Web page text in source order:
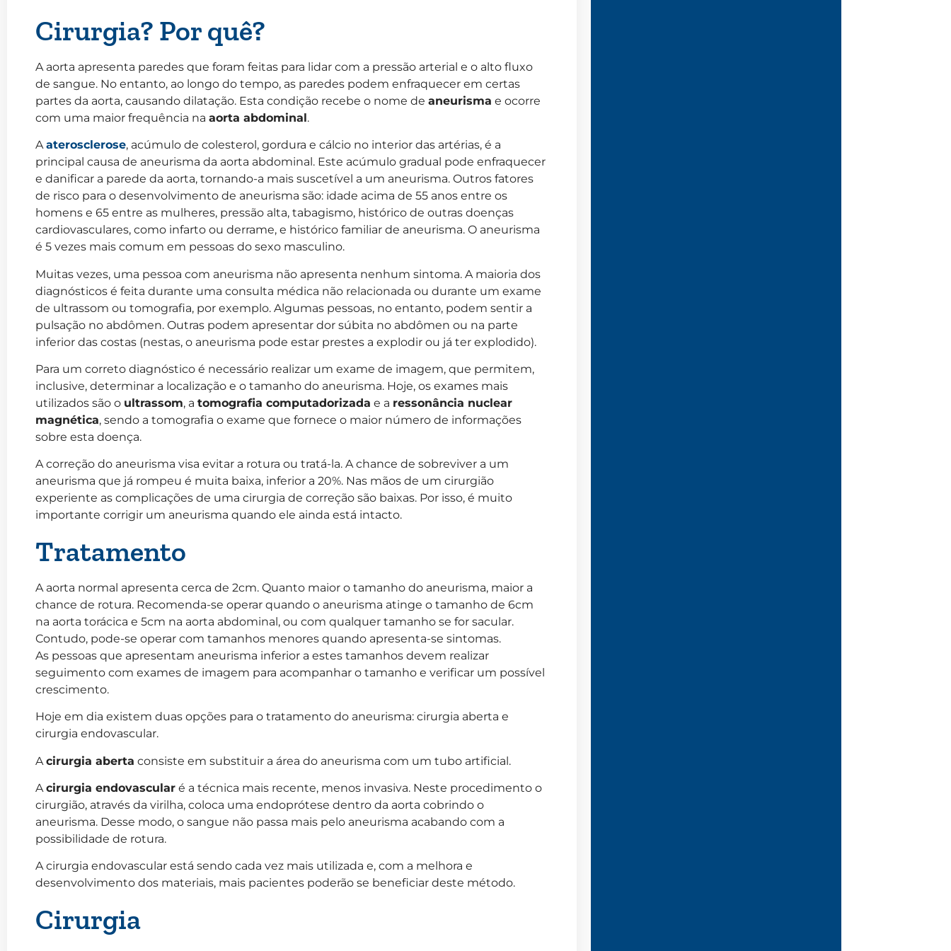
Cirurgia? Por quê?
A aorta apresenta paredes que foram feitas para lidar com a pressão arterial e o alto fluxo
de sangue. No entanto, ao longo do tempo, as paredes podem enfraquecer em certas
partes da aorta, causando dilatação. Esta condição recebe o nome de aneurisma e ocorre
com uma maior frequência na aorta abdominal.
Aaterosclerose, acúmulo de colesterol, gordura e cálcio no interior das artérias, é a
principal causa de aneurisma da aorta abdominal. Este acúmulo gradual pode enfraquecer
e danificar a parede da aorta, tornando-a mais suscetível a um aneurisma. Outros fatores
de risco para o desenvolvimento de aneurisma são: idade acima de 55 anos entre os
homens e 65 entre as mulheres, pressão alta, tabagismo, histórico de outras doenças
cardiovasculares, como infarto ou derrame, e histórico familiar de aneurisma. O aneurisma
é 5 vezes mais comum em pessoas do sexo masculino.
Muitas vezes, uma pessoa com aneurisma não apresenta nenhum sintoma. A maioria dos
diagnósticos é feita durante uma consulta médica não relacionada ou durante um exame
de ultrassom ou tomografia, por exemplo. Algumas pessoas, no entanto, podem sentir a
pulsação no abdômen. Outras podem apresentar dor súbita no abdômen ou na parte
inferior das costas (nestas, o aneurisma pode estar prestes a explodir ou já ter explodido).
Para um correto diagnóstico é necessário realizar um exame de imagem, que permitem,
inclusive, determinar a localização e o tamanho do aneurisma. Hoje, os exames mais
utilizados são o ultrassom, a tomografia computadorizada e a ressonância nuclear
magnética, sendo a tomografia o exame que fornece o maior número de informações
sobre esta doença.
A correção do aneurisma visa evitar a rotura ou tratá-la. A chance de sobreviver a um
aneurisma que já rompeu é muita baixa, inferior a 20%. Nas mãos de um cirurgião
experiente as complicações de uma cirurgia de correção são baixas. Por isso, é muito
importante corrigir um aneurisma quando ele ainda está intacto.
Tratamento
A aorta normal apresenta cerca de 2cm. Quanto maior o tamanho do aneurisma, maior a
chance de rotura. Recomenda-se operar quando o aneurisma atinge o tamanho de 6cm
na aorta torácica e 5cm na aorta abdominal, ou com qualquer tamanho se for sacular.
Contudo, pode-se operar com tamanhos menores quando apresenta-se sintomas.
As pessoas que apresentam aneurisma inferior a estes tamanhos devem realizar
seguimento com exames de imagem para acompanhar o tamanho e verificar um possível
crescimento.
Hoje em dia existem duas opções para o tratamento do aneurisma: cirurgia aberta e
cirurgia endovascular.
A cirurgia aberta consiste em substituir a área do aneurisma com um tubo artificial.
Acirurgia endovascular é a técnica mais recente, menos invasiva. Neste procedimento o
cirurgião, através da virilha, coloca uma endoprótese dentro da aorta cobrindo o
aneurisma. Desse modo, o sangue não passa mais pelo aneurisma acabando com a
possibilidade de rotura.
A cirurgia endovascular está sendo cada vez mais utilizada e, com a melhora e
desenvolvimento dos materiais, mais pacientes poderão se beneficiar deste método.
Cirurgia